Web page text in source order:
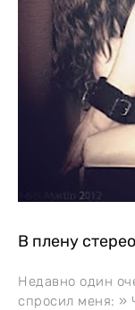
В плену
Недавно один
спросил меня: »